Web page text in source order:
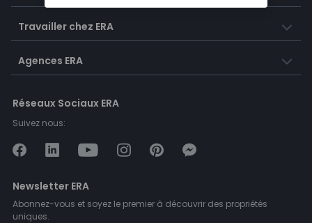
Travailler chez ERA
Agences ERA
Réseaux Sociaux ERA
Suivez nous:
Newsletter ERA
Abonnez-vous et soyez le premier à découvrir des propriétés
uniques.